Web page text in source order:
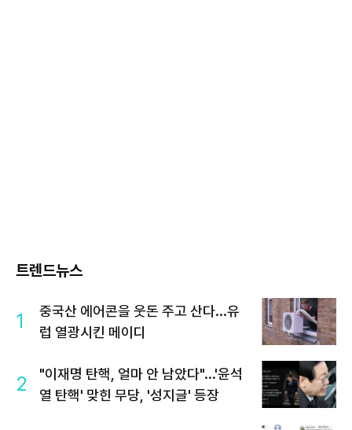
트렌드뉴스
1
중국산 에어콘을 웃돈 주고 산다...유
럽 열광시킨 메이디
2
"이재명 탄핵, 얼마 안 남았다"...'윤석
열 탄핵' 맞힌 무당, '성지글' 등장